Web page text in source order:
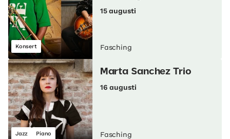
Konsert
15 augusti
Fasching
Jazz Piano
Marta Sanchez Trio
16 augusti
Fasching